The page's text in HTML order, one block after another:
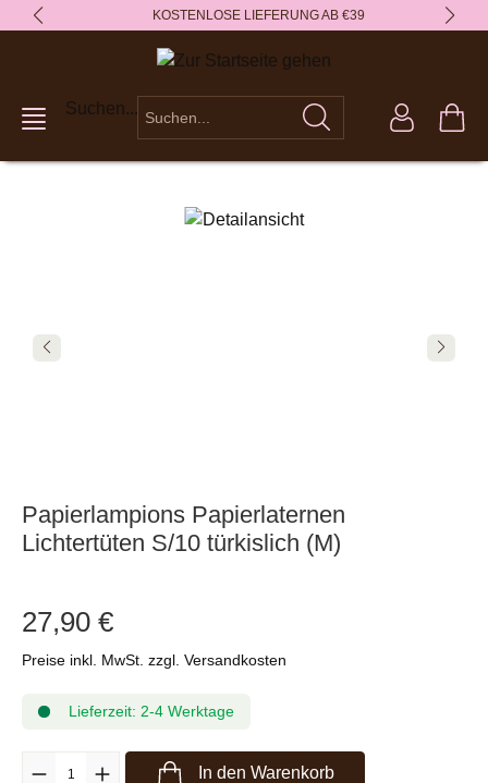
springen KOSTENLOSE LIEFERUNG AB €39
Suchen...
Papierlampions Papierlaternen
Lichtertüten S/10 türkislich (M)
27,90 €
Preise inkl. MwSt. zzgl. Versandkosten
Lieferzeit: 2-4 Werktage
Produkt Anzahl: Gib den gewünschten Wert ein oder benutze die
In den Warenkorb